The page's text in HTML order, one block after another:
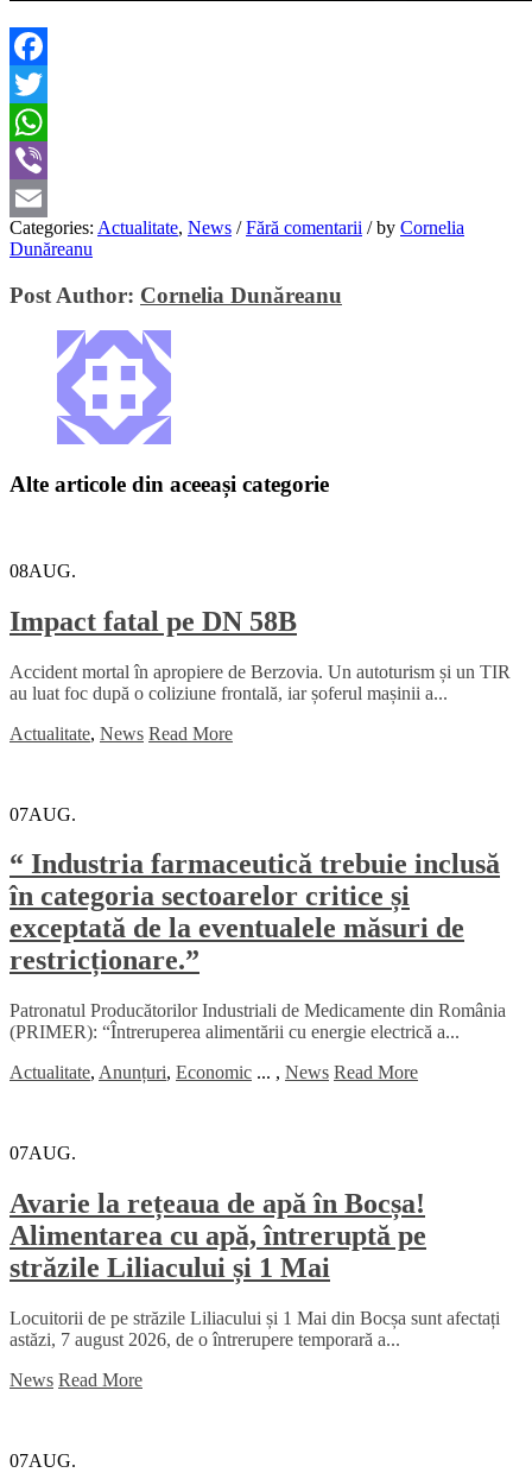
Facebook
Twitter
WhatsApp
Viber
Email
Categories: Actualitate, News / Fără comentarii /by Cornelia
Dunăreanu
Post Author: Cornelia Dunăreanu
Alte articole din aceeași categorie
08AUG.
Impact fatal pe DN 58B
Accident mortal în apropiere de Berzovia. Un autoturism și un TIR
au luat foc după o coliziune frontală, iar șoferul mașinii a...
Actualitate, News Read More
07AUG.
“ Industria farmaceutică trebuie inclusă
în categoria sectoarelor critice și
exceptată de la eventualele măsuri de
restricționare.”
Patronatul Producătorilor Industriali de Medicamente din România
(PRIMER): “Întreruperea alimentării cu energie electrică a...
Actualitate, Anunțuri, Economic ... , News Read More
07AUG.
Avarie la rețeaua de apă în Bocșa!
Alimentarea cu apă, întreruptă pe
străzile Liliacului și 1 Mai
Locuitorii de pe străzile Liliacului și 1 Mai din Bocșa sunt afectați
astăzi, 7 august 2026, de o întrerupere temporară a...
News Read More
07AUG.